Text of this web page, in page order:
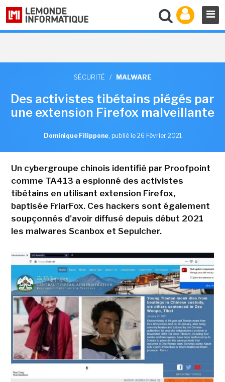
SÉCURITÉ / MALWARE
Des activistes tibétains piégés par
une extension Firefox malveillante
Dominique Filippone, publié le 26 Février 2021
Un cybergroupe chinois identifié par Proofpoint
comme TA413 a espionné des activistes
tibétains en utilisant extension Firefox,
baptisée FriarFox. Ces hackers sont également
soupçonnés d'avoir diffusé depuis début 2021
les malwares Scanbox et Sepulcher.